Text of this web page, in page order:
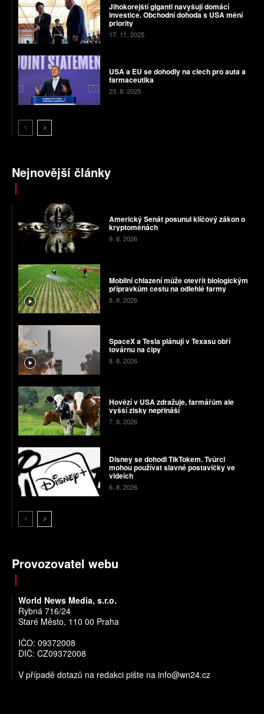
Jihokorejští giganti navyšují domácí
investice. Obchodní dohoda s USA mění
priority
17. 11. 2025
USA a EU se dohodly na clech pro auta a
farmaceutika
23. 8. 2025
Nejnovější články
Americký Senát posunul klíčový zákon o
kryptoměnách
9. 8. 2026
Mobilní chlazení může otevřít biologickým
přípravkům cestu na odlehlé farmy
8. 8. 2026
SpaceX a Tesla plánují v Texasu obří
továrnu na čipy
8. 8. 2026
Hovězí v USA zdražuje, farmářům ale
vyšší zisky nepřináší
7. 8. 2026
Disney se dohodl TikTokem. Tvůrci
mohou používat slavné postavičky ve
videích
6. 8. 2026
Provozovatel webu
World News Media, s.r.o.
Rybná 716/24
Staré Město, 110 00 Praha
IČO: 09372008
DIČ: CZ09372008
V případě dotazů na redakci pište na info@wn24.cz